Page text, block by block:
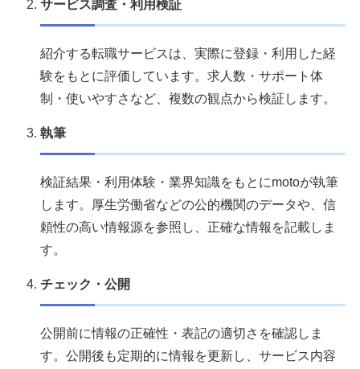
サービス調査・利用検証
紹介する転職サービスは、実際に登録・利用した経
験をもとに評価しています。求人数・サポート体
制・使いやすさなど、複数の観点から検証します。
執筆
検証結果・利用体験・業界知識をもとにmotoが執筆
します。厚生労働省などの公的機関のデータや、信
頼性の高い情報源を参照し、正確な情報を記載しま
す。
チェック・公開
公開前に情報の正確性・表記の適切さを確認しま
す。公開後も定期的に情報を更新し、サービス内容